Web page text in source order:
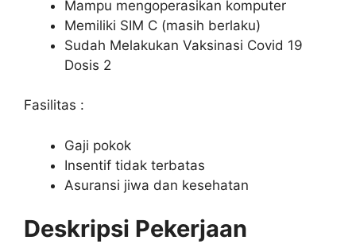
Mampu mengoperasikan komputer
Memiliki SIM C (masih berlaku)
Sudah Melakukan Vaksinasi Covid 19
Dosis 2
Fasilitas :
Gaji pokok
Insentif tidak terbatas
Asuransi jiwa dan kesehatan
Deskripsi Pekerjaan